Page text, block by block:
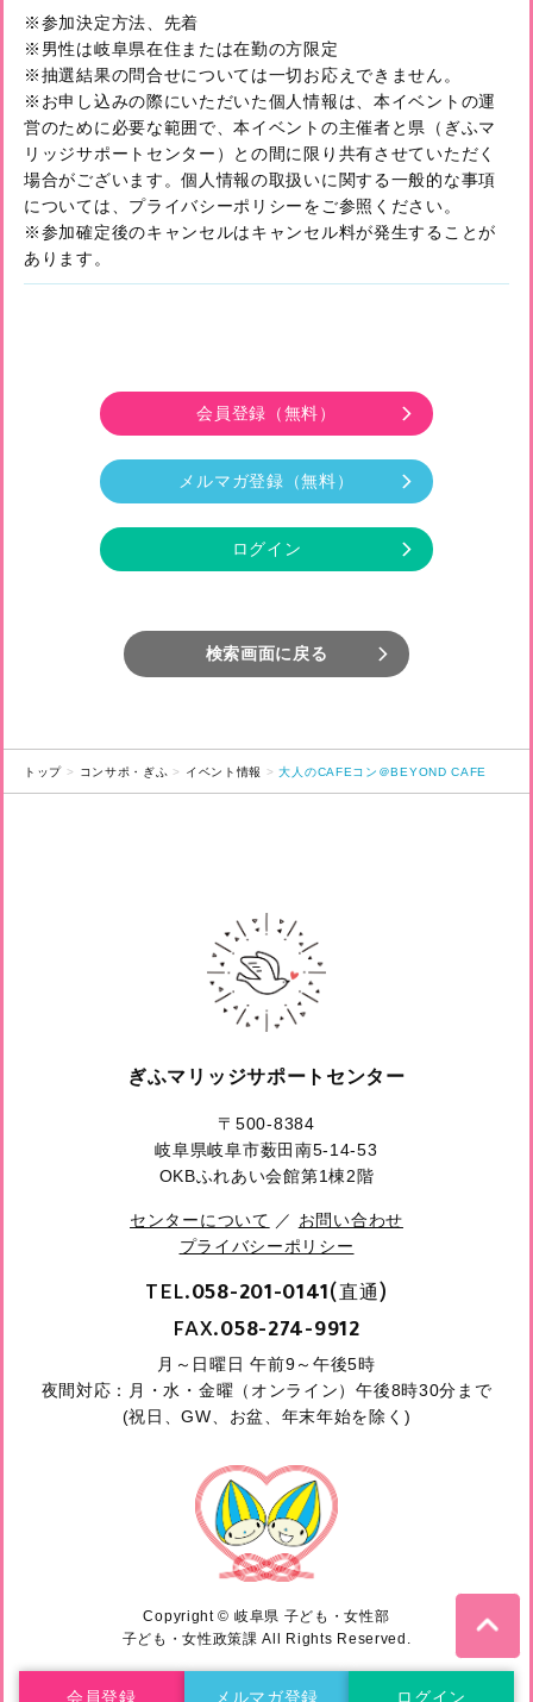
※参加決定方法、先着
※男性は岐阜県在住または在勤の方限定
※抽選結果の問合せについては一切お応えできません。
※お申し込みの際にいただいた個人情報は、本イベントの運
営のために必要な範囲で、本イベントの主催者と県（ぎふマ
リッジサポートセンター）との間に限り共有させていただく
場合がございます。個人情報の取扱いに関する一般的な事項
については、プライバシーポリシーをご参照ください。
※参加確定後のキャンセルはキャンセル料が発生することが
あります。
会員登録 （無料）
メルマガ登録 （無料）
ログイン
検索画面に戻る
トップ コンサポ・ぎふ イベント情報 大人のCAFEコン＠BEYOND CAFE
ぎふマリッジサポートセンター
〒500-8384
岐阜県岐阜市薮田南5-14-53
OKBふれあい会館第1棟2階
センターについて ／ お問い合わせ
プライバシーポリシー
TEL.058-201-0141(直通)
FAX.058-274-9912
月～日曜日 午前9～午後5時
夜間対応：月・水・金曜（オンライン）午後8時30分まで
(祝日、GW、お盆、年末年始を除く)
Copyright © 岐阜県 子ども・女性部
子ども・女性政策課 All Rights Reserved.
会員登録 メルマガ登録 ログイン